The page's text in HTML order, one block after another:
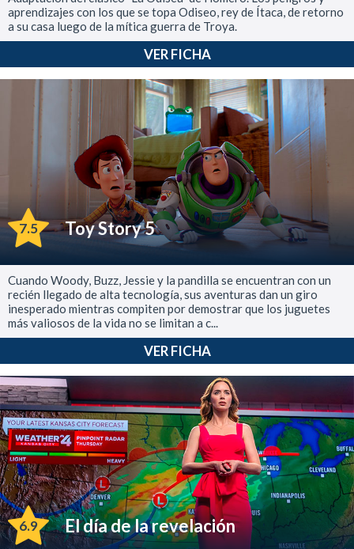
aprendizajes con los que se topa Odiseo, rey de Ítaca, de retorno
a su casa luego de la mítica guerra de Troya.
VER FICHA
7.5 Toy Story 5
Cuando Woody, Buzz, Jessie y la pandilla se encuentran con un
recién llegado de alta tecnología, sus aventuras dan un giro
inesperado mientras compiten por demostrar que los juguetes
más valiosos de la vida no se limitan a c...
VER FICHA
6.9 El día de la revelación